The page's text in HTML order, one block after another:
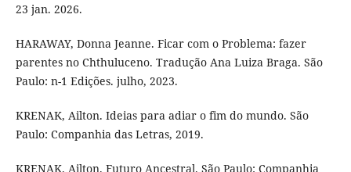
23 jan. 2026.
HARAWAY, Donna Jeanne. Ficar com o Problema: fazer
parentes no Chthuluceno. Tradução Ana Luiza Braga. São
Paulo: n-1 Edições. julho, 2023.
KRENAK, Ailton. Ideias para adiar o fim do mundo. São
Paulo: Companhia das Letras, 2019.
KRENAK. Ailton. Futuro Ancestral. São Paulo: Companhia